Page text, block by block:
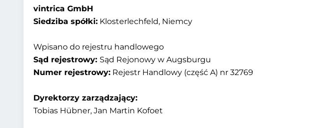
vintrica GmbH
Siedziba spółki: Klosterlechfeld, Niemcy
Wpisano do rejestru handlowego
Sąd rejestrowy: Sąd Rejonowy w Augsburgu
Numer rejestrowy: Rejestr Handlowy (część A) nr 32769
Dyrektorzy zarządzający:
Tobias Hübner, Jan Martin Kofoet